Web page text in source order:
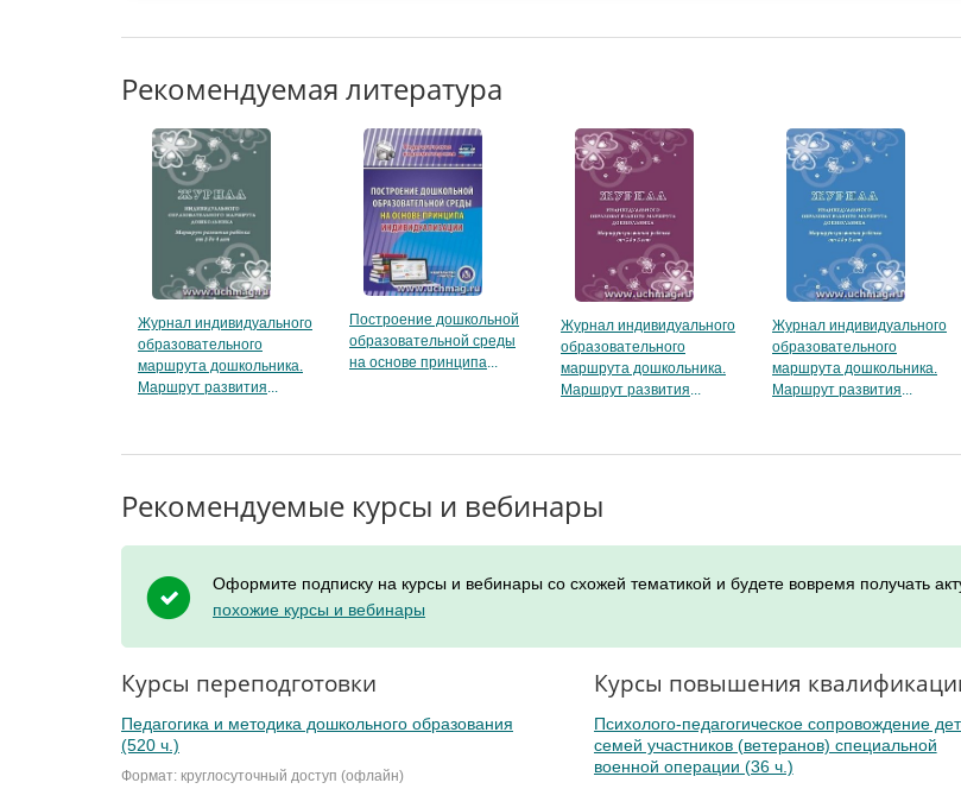
Рекомендуемая литература
Журнал индивидуального
образовательного
маршрута дошкольника.
Маршрут развития
Построение дошкольной
образовательной среды
на основе принципа
Журнал индивидуального
образовательного
маршрута дошкольника.
Маршрут развития
Журнал индивидуального
образовательного
маршрута дошкольника.
Маршрут развития
Рекомендуемые курсы и вебинары
Оформите подписку на курсы и вебинары со схожей тематикой и будете вовремя получать
похожие курсы и вебинары
Курсы переподготовки
Педагогика и методика дошкольного образования
(520 ч.)
Формат: круглосуточный доступ (офлайн)
Курсы повышения
Психолого-педагогическое сопровождение
семей участников (ветеранов) специальной
военной операции (36 ч.)